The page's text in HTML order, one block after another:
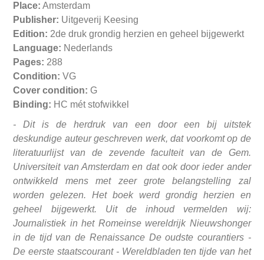
Place: Amsterdam
Publisher: Uitgeverij Keesing
Edition: 2de druk grondig herzien en geheel bijgewerkt
Language: Nederlands
Pages: 288
Condition: VG
Cover condition: G
Binding: HC mét stofwikkel
-Dit is de herdruk van een door een bij uitstek
deskundige auteur geschreven werk, dat voorkomt op de
literatuurlijst van de zevende faculteit van de Gem.
Universiteit van Amsterdam en dat ook door ieder ander
ontwikkeld mens met zeer grote belangstelling zal
worden gelezen. Het boek werd grondig herzien en
geheel bijgewerkt. Uit de inhoud vermelden wij:
Journalistiek in het Romeinse wereldrijk Nieuwshonger
in de tijd van de Renaissance De oudste courantiers -
De eerste staatscourant - Wereldbladen ten tijde van het